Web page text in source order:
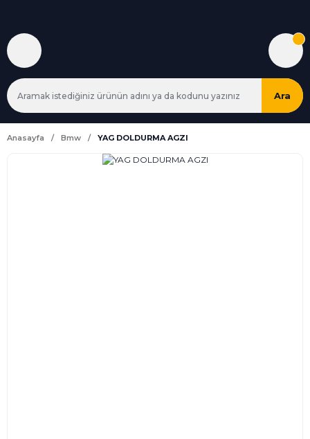
Ara
Anasayfa Bmw YAG DOLDURMA AGZI